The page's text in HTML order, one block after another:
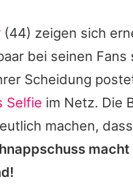
(44) zeigen sich
bei seinen
Scheidung
Selfie im Netz. Die
machen,
macht